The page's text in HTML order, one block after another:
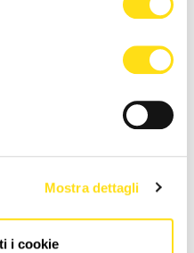
Mostra dettagli
i cookie
concentrati quando gli [...]